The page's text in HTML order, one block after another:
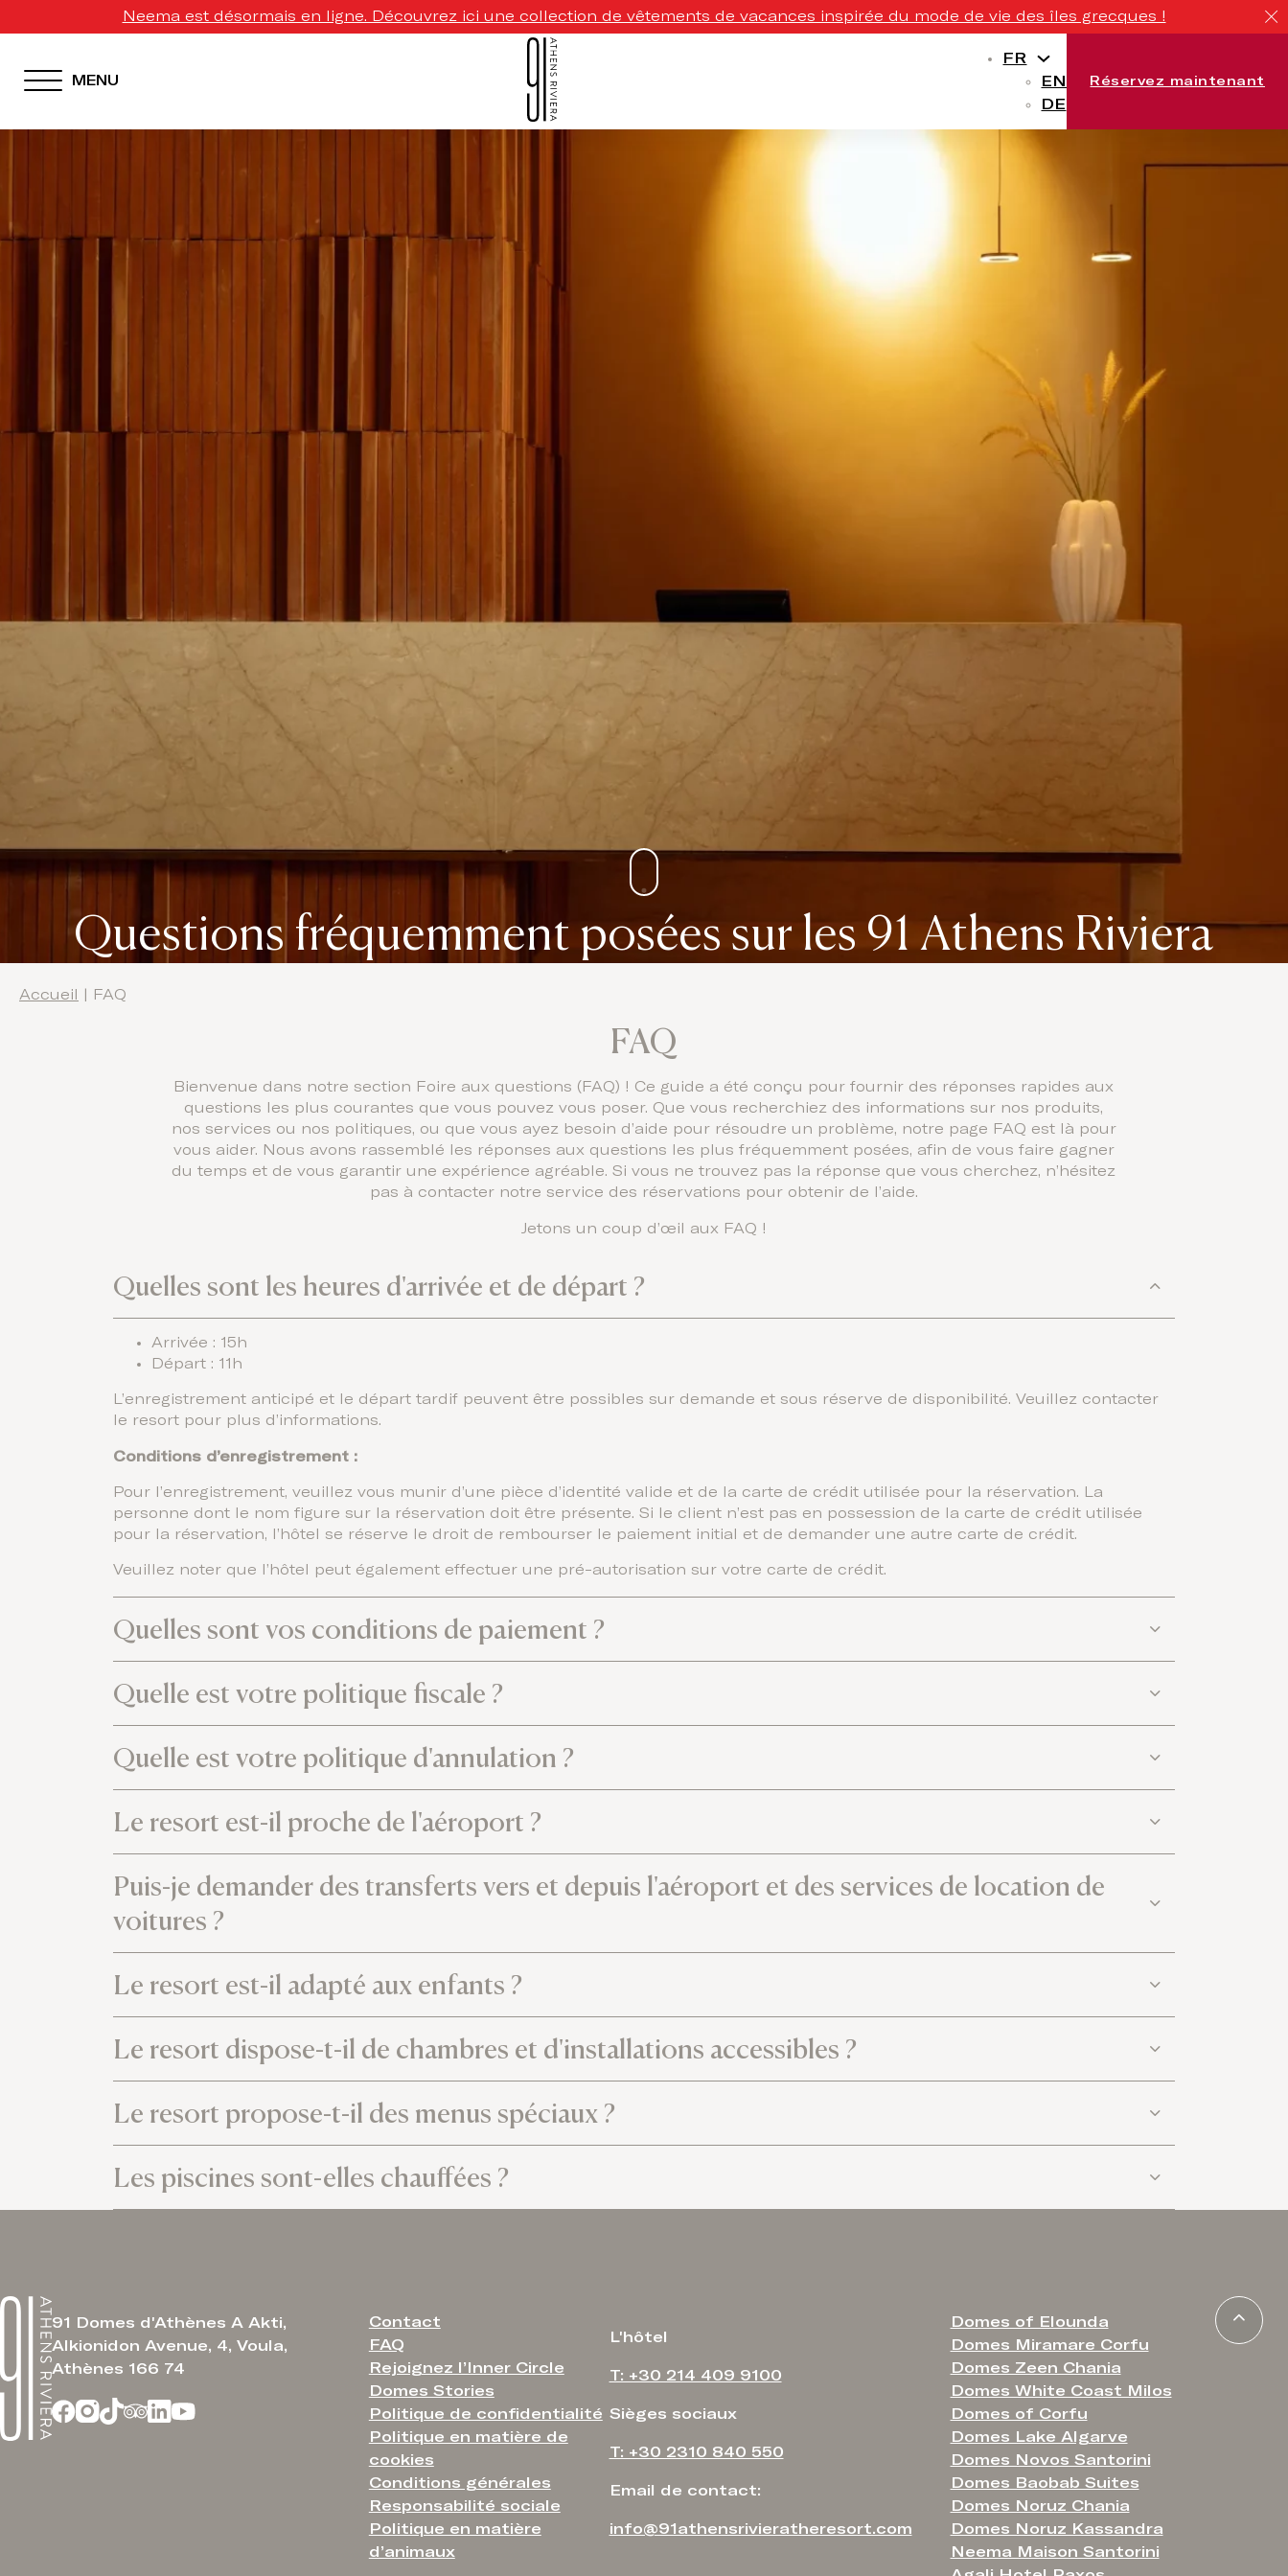
Neema est désormais en ligne. Découvrez ici une collection de vêtements de vacances inspirée du mode de vie des îles grecques !
Our Resorts
Domes Stories
MENU
FR
EN
DE
Réservez maintenant
Questions fréquemment posées sur les 91 Athens Riviera
Accueil FAQ
FAQ
Bienvenue dans notre section Foire aux questions (FAQ) ! Ce guide a été conçu pour fournir des réponses rapides aux
questions les plus courantes que vous pouvez vous poser. Que vous recherchiez des informations sur nos produits,
nos services ou nos politiques, ou que vous ayez besoin d’aide pour résoudre un problème, notre page FAQ est là pour
vous aider. Nous avons rassemblé les réponses aux questions les plus fréquemment posées, afin de vous faire gagner
du temps et de vous garantir une expérience agréable. Si vous ne trouvez pas la réponse que vous cherchez, n’hésitez
pas à contacter notre service des réservations pour obtenir de l’aide.
Jetons un coup d’œil aux FAQ !
Quelles sont les heures d'arrivée et de départ ?
Arrivée : 15h
Départ : 11h
L’enregistrement anticipé et le départ tardif peuvent être possibles sur demande et sous réserve de disponibilité. Veuillez contacter
le resort pour plus d’informations.
Conditions d’enregistrement :
Pour l’enregistrement, veuillez vous munir d’une pièce d’identité valide et de la carte de crédit utilisée pour la réservation. La
personne dont le nom figure sur la réservation doit être présente. Si le client n’est pas en possession de la carte de crédit utilisée
pour la réservation, l’hôtel se réserve le droit de rembourser le paiement initial et de demander une autre carte de crédit.
Veuillez noter que l’hôtel peut également effectuer une pré-autorisation sur votre carte de crédit.
Quelles sont vos conditions de paiement ?
Quelle est votre politique fiscale ?
Quelle est votre politique d'annulation ?
Le resort est-il proche de l'aéroport ?
Puis-je demander des transferts vers et depuis l'aéroport et des services de location de
voitures ?
Le resort est-il adapté aux enfants ?
Le resort dispose-t-il de chambres et d'installations accessibles ?
Le resort propose-t-il des menus spéciaux ?
Les piscines sont-elles chauffées ?
91 Domes d'Athènes A Akti,
Alkionidon Avenue, 4, Voula,
Athènes 166 74
Contact
FAQ
Rejoignez l’Inner Circle
Domes Stories
Politique de confidentialité
Politique en matière de
cookies
Conditions générales
Responsabilité sociale
Politique en matière
d’animaux
L'hôtel
T: +30 214 409 9100
Sièges sociaux
T: +30 2310 840 550
Email de contact:
info@91athensrivieratheresort.com
Domes of Elounda
Domes Miramare Corfu
Domes Zeen Chania
Domes White Coast Milos
Domes of Corfu
Domes Lake Algarve
Domes Novos Santorini
Domes Baobab Suites
Domes Noruz Chania
Domes Noruz Kassandra
Neema Maison Santorini